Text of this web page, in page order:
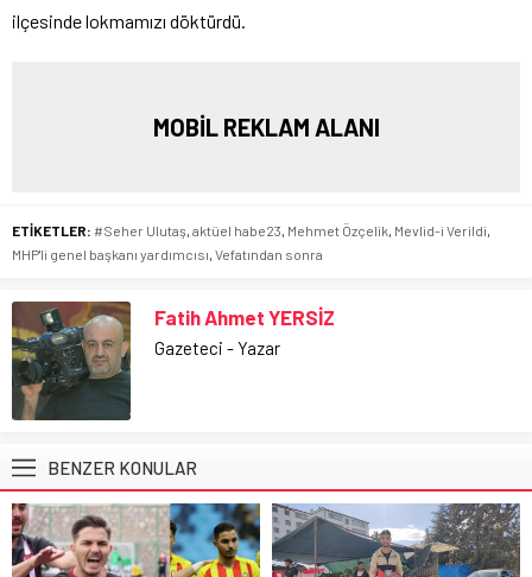
ilçesinde lokmamızı döktürdü.
MOBİL REKLAM ALANI
ETİKETLER: #Seher Ulutaş, aktüel habe23, Mehmet Özçelik, Mevlid-i Verildi,
MHP'li genel başkanı yardımcısı, Vefatından sonra
Fatih Ahmet YERSİZ
Gazeteci - Yazar
BENZER KONULAR